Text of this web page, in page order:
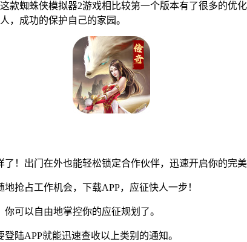
款蜘蛛侠模拟器2游戏相比较第一个版本有了很多的优
，成功的保护自己的家园。
出门在外也能轻松锁定合作伙伴，迅速开启你的完
占工作机会，下载APP，应征快人一步！
可以自由地掌控你的应征规划了。
APP就能迅速查收以上类别的通知。